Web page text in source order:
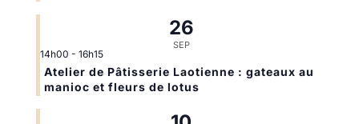
26
SEP
14h00 - 16h15
Atelier de Pâtisserie Laotienne : gateaux au
manioc et fleurs de lotus